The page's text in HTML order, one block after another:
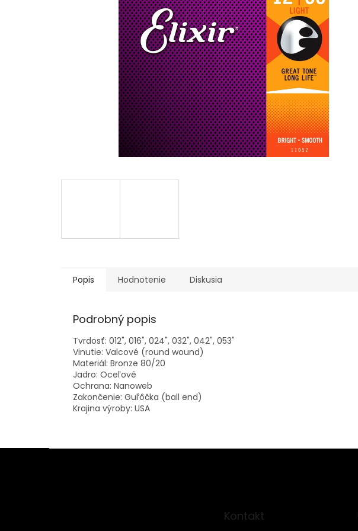
Popis Hodnotenie Diskusia
Podrobný popis
Tvrdosť: 012", 016", 024", 032", 042", 053"
Vinutie: Valcové (round wound)
Materiál: Bronze 80/20
Jadro: Oceľové
Ochrana: Nanoweb
Zakončenie: Guľôčka (ball end)
Krajina výroby: USA
Kontakt